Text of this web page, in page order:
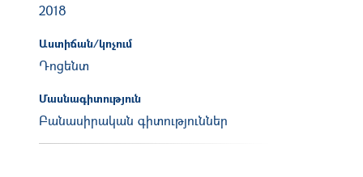
2018
Աստիճան/կոչում
Դոցենտ
Մասնագիտություն
Բանասիրական գիտություններ